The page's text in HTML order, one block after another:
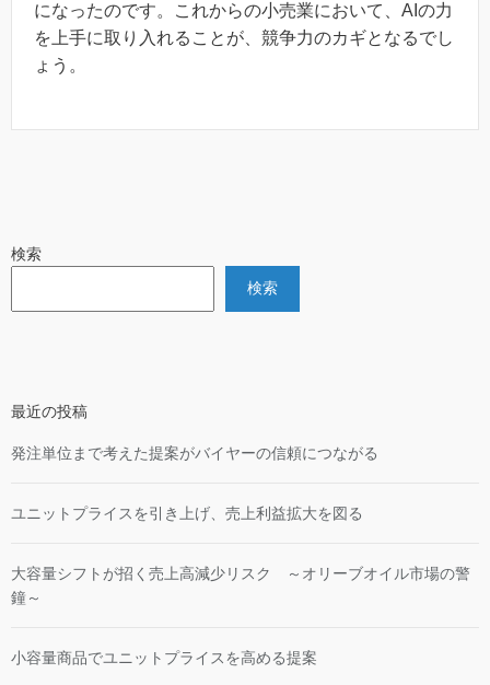
になったのです。これからの小売業において、AIの力
を上手に取り入れることが、競争力のカギとなるでし
ょう。
検索
検索
最近の投稿
発注単位まで考えた提案がバイヤーの信頼につながる
ユニットプライスを引き上げ、売上利益拡大を図る
大容量シフトが招く売上高減少リスク ～オリーブオイル市場の警
鐘～
小容量商品でユニットプライスを高める提案